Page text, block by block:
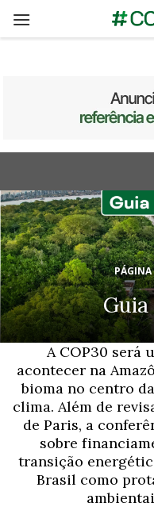
Guia
A COP30 será
acontecer na
bioma no centro
clima. Além de
de Paris, a
sobre
transição
Brasil como